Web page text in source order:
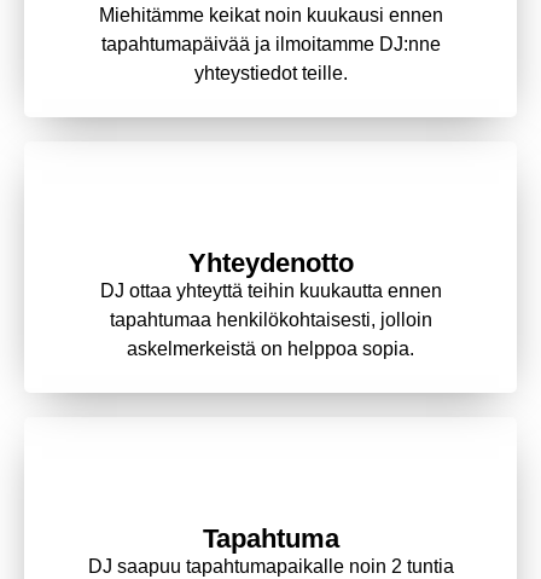
Miehitämme keikat noin kuukausi ennen
tapahtumapäivää ja ilmoitamme DJ:nne
yhteystiedot teille.
Yhteydenotto
DJ ottaa yhteyttä teihin kuukautta ennen
tapahtumaa henkilökohtaisesti, jolloin
askelmerkeistä on helppoa sopia.
Tapahtuma
DJ saapuu tapahtumapaikalle noin 2 tuntia